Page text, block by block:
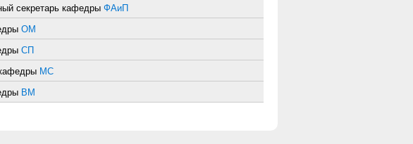
секретарь кафедры ФАиП
ОМ
СП
МС
ВМ